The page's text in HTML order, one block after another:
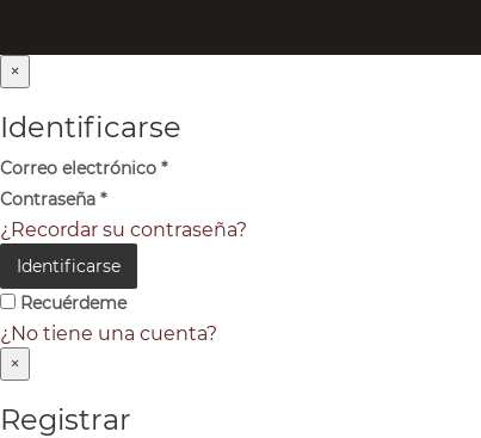
×
Identificarse
Correo electrónico *
Contraseña *
¿Recordar su contraseña?
Identificarse
Recuérdeme
¿No tiene una cuenta?
×
Registrar